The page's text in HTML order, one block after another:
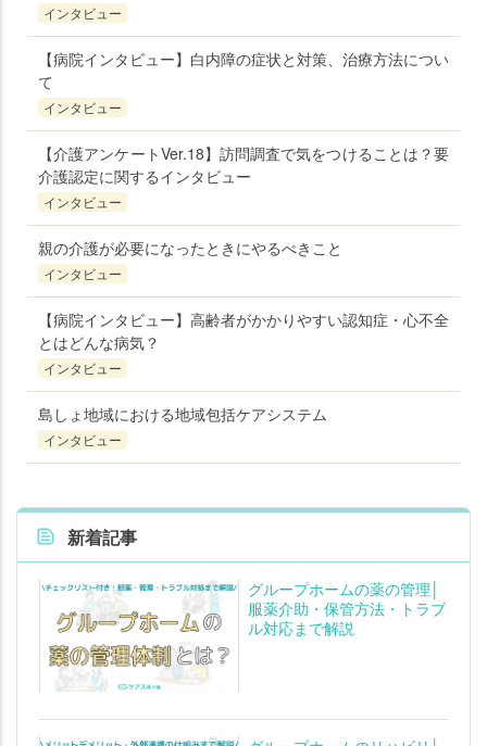
インタビュー
【病院インタビュー】白内障の症状と対策、治療方法につい
て
インタビュー
【介護アンケートVer.18】訪問調査で気をつけることは？要
介護認定に関するインタビュー
インタビュー
親の介護が必要になったときにやるべきこと
インタビュー
【病院インタビュー】高齢者がかかりやすい認知症・心不全
とはどんな病気？
インタビュー
島しょ地域における地域包括ケアシステム
インタビュー
新着記事
グループホームの薬の管理│
服薬介助・保管方法・トラブ
ル対応まで解説